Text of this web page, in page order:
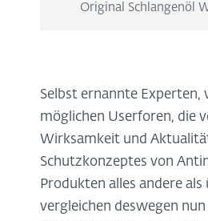
Original Schlangenöl
Selbst ernannte Experten,
möglichen Userforen, die
Wirksamkeit und
Schutzkonzeptes von
Produkten alles andere
vergleichen deswegen